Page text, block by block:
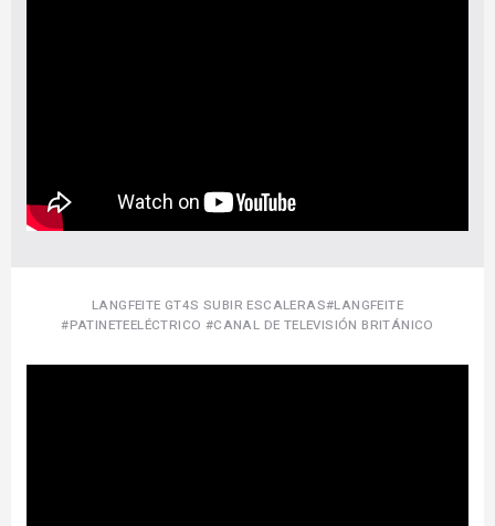
LANGFEITE GT4S SUBIR ESCALERAS#LANGFEITE
#PATINETEELÉCTRICO #CANAL DE TELEVISIÓN BRITÁNICO